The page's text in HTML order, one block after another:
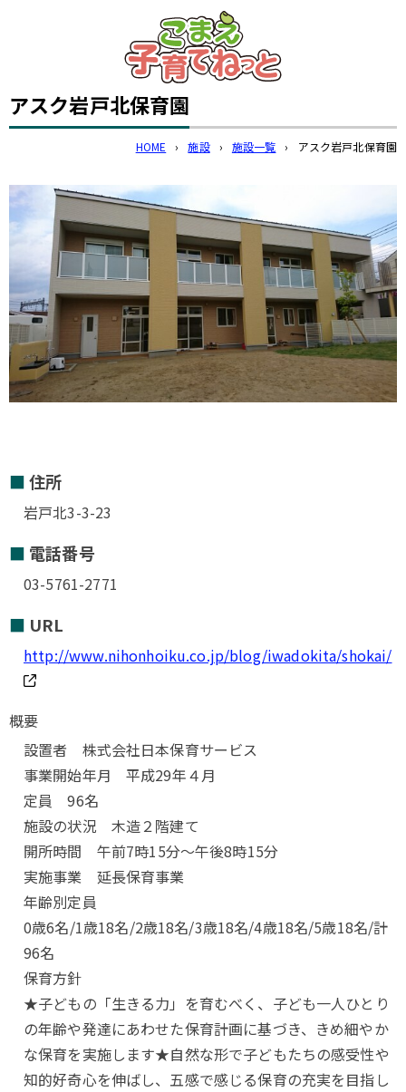
このページの本文へ
アスク岩戸北保育園
HOME › 施設 › 施設一覧 › アスク岩戸北保育園
住所
岩戸北3-3-23
電話番号
03-5761-2771
URL
http://www.nihonhoiku.co.jp/blog/iwadokita/shokai/
概要
設置者 株式会社日本保育サービス
事業開始年月 平成29年４月
定員 96名
施設の状況 木造２階建て
開所時間 午前7時15分～午後8時15分
実施事業 延長保育事業
年齢別定員
0歳6名/1歳18名/2歳18名/3歳18名/4歳18名/5歳18名/計
96名
保育方針
★子どもの「生きる力」を育むべく、子ども一人ひとり
の年齢や発達にあわせた保育計画に基づき、きめ細やか
な保育を実施します★自然な形で子どもたちの感受性や
知的好奇心を伸ばし、五感で感じる保育の充実を目指し